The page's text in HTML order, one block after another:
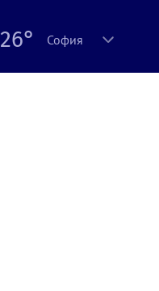
26° София